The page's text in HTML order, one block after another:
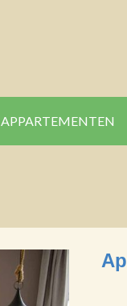
APPARTEMENTEN